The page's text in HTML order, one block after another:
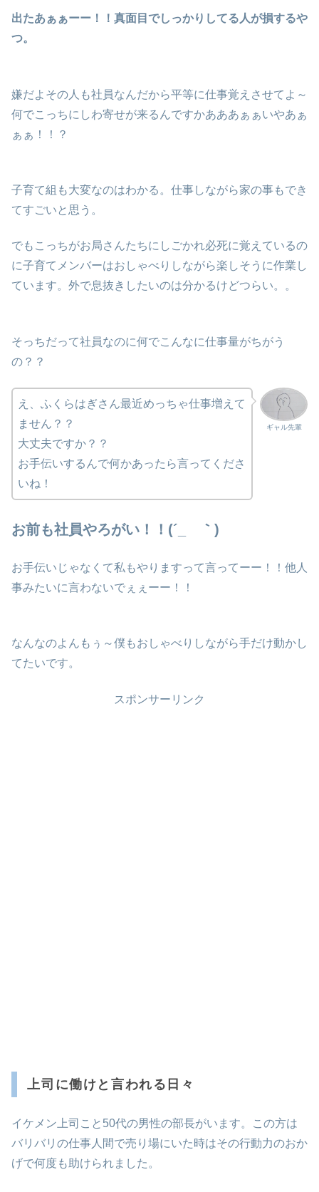
出たあぁぁーー！！真面目でしっかりしてる人が損するや
つ。
嫌だよその人も社員なんだから平等に仕事覚えさせてよ～
何でこっちにしわ寄せが来るんですかあああぁぁいやあぁ
ぁぁ！！？
子育て組も大変なのはわかる。仕事しながら家の事もでき
てすごいと思う。
でもこっちがお局さんたちにしごかれ必死に覚えているの
に子育てメンバーはおしゃべりしながら楽しそうに作業し
ています。外で息抜きしたいのは分かるけどつらい。。
そっちだって社員なのに何でこんなに仕事量がちがう
の？？
ギャル先輩
え、ふくらはぎさん最近めっちゃ仕事増えて
ません？？
大丈夫ですか？？
お手伝いするんで何かあったら言ってくださ
いね！
お前も社員やろがい！！(´_ゝ｀)
お手伝いじゃなくて私もやりますって言ってーー！！他人
事みたいに言わないでぇぇーー！！
なんなのよんもぅ～僕もおしゃべりしながら手だけ動かし
てたいです。
スポンサーリンク
上司に働けと言われる日々
イケメン上司こと50代の男性の部長がいます。この方は
バリバリの仕事人間で売り場にいた時はその行動力のおか
げで何度も助けられました。